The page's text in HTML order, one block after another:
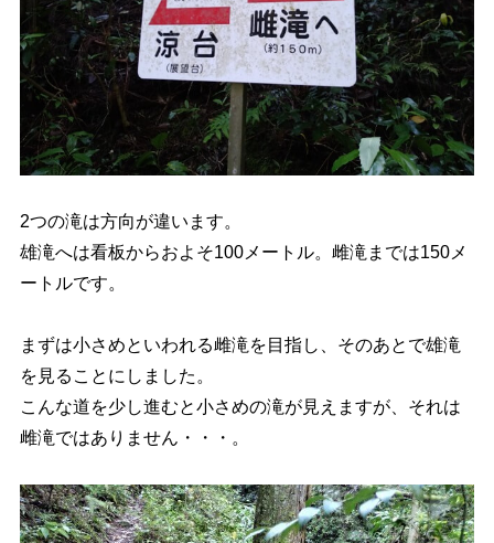
2つの滝は方向が違います。
雄滝へは看板からおよそ100メートル。雌滝までは150メ
ートルです。
まずは小さめといわれる雌滝を目指し、そのあとで雄滝
を見ることにしました。
こんな道を少し進むと小さめの滝が見えますが、それは
雌滝ではありません・・・。